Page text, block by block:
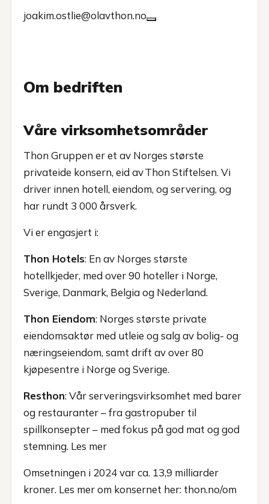
joakim.ostlie@olavthon.no
Om bedriften
Våre virksomhetsområder
Thon Gruppen er et av Norges største
privateide konsern, eid av Thon Stiftelsen. Vi
driver innen hotell, eiendom, og servering, og
har rundt 3 000 årsverk.
Vi er engasjert i:
Thon Hotels: En av Norges største
hotellkjeder, med over 90 hoteller i Norge,
Sverige, Danmark, Belgia og Nederland.
Thon Eiendom: Norges største private
eiendomsaktør med utleie og salg av bolig- og
næringseiendom, samt drift av over 80
kjøpesentre i Norge og Sverige.
Resthon: Vår serveringsvirksomhet med barer
og restauranter – fra gastropuber til
spillkonsepter – med fokus på god mat og god
stemning. Les mer
Omsetningen i 2024 var ca. 13,9 milliarder
kroner. Les mer om konsernet her: thon.no/om